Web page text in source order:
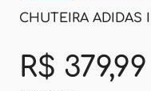
CHUTEIRA
R$ 379,99